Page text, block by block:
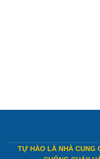
TỰ HÀO LÀ NHÀ CUNG